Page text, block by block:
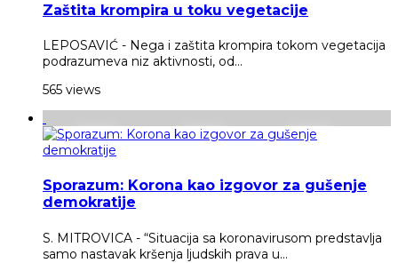
Zaštita krompira u toku vegetacije
LEPOSAVIĆ - Nega i zaštita krompira tokom vegetacija
podrazumeva niz aktivnosti, od...
565 views
Sporazum: Korona kao izgovor za gušenje
demokratije
S. MITROVICA - “Situacija sa koronavirusom predstavlja
samo nastavak kršenja ljudskih prava u...